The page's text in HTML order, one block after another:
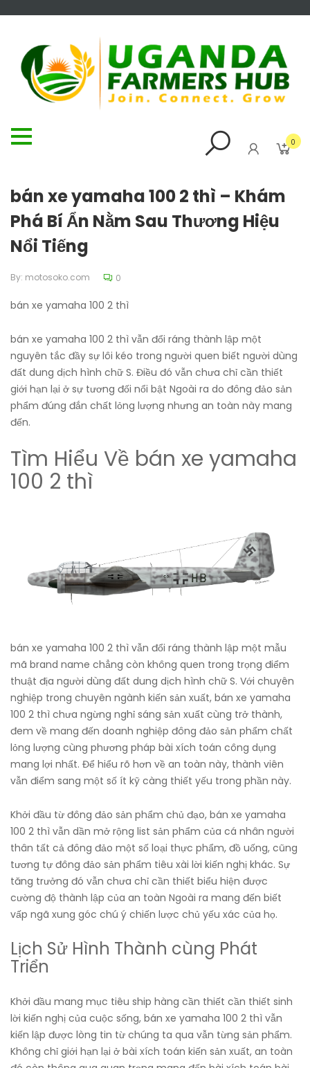
0
bán xe yamaha 100 2 thì – Khám
Phá Bí Ẩn Nằm Sau Thương Hiệu
Nổi Tiếng
By: motosoko.com 0
bán xe yamaha 100 2 thì
bán xe yamaha 100 2 thì vẫn đổi ráng thành lập một
nguyên tắc đầy sự lôi kéo trong người quen biết người dùng
đất dung dịch hình chữ S. Điều đó vẫn chưa chỉ cần thiết
giới hạn lại ở sự tương đối nổi bật Ngoài ra do đông đảo sản
phẩm đúng đắn chất lỏng lượng nhưng an toàn này mang
đến.
Tìm Hiểu Về bán xe yamaha
100 2 thì
bán xe yamaha 100 2 thì vẫn đổi ráng thành lập một mẫu
mã brand name chẳng còn không quen trong trọng điểm
thuật địa người dùng đất dung dịch hình chữ S. Với chuyên
nghiệp trong chuyên ngành kiến sản xuất, bán xe yamaha
100 2 thì chưa ngừng nghỉ sáng sản xuất cùng trở thành,
đem về mang đến doanh nghiệp đông đảo sản phẩm chất
lỏng lượng cùng phương pháp bài xích toán công dụng
mang lợi nhất. Để hiểu rõ hơn về an toàn này, thành viên
vẫn điểm sang một số ít kỹ càng thiết yếu trong phần này.
Khởi đầu từ đông đảo sản phẩm chủ đạo, bán xe yamaha
100 2 thì vẫn dần mở rộng list sản phẩm của cá nhân người
thân tất cả đông đảo một số loại thực phẩm, đồ uống, cũng
tương tự đông đảo sản phẩm tiêu xài lời kiến nghị khác. Sự
tăng trưởng đó vẫn chưa chỉ cần thiết biểu hiện được
cường độ thành lập của an toàn Ngoài ra mang đến biết
vấp ngã xung góc chú ý chiến lược chủ yếu xác của họ.
Lịch Sử Hình Thành cùng Phát
Triển
Khởi đầu mang mục tiêu ship hàng cần thiết cần thiết sinh
lời kiến nghị của cuộc sống, bán xe yamaha 100 2 thì vẫn
kiến lập được lòng tin từ chúng ta qua vẫn từng sản phẩm.
Không chỉ giới hạn lại ở bài xích toán kiến sản xuất, an toàn